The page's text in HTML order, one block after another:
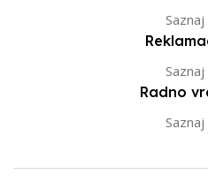
Saznaj
Saznaj
Radno
Saznaj